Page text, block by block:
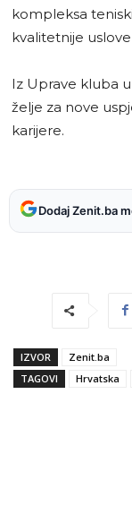
kompleksa
kvalitetnije
Iz Uprave kluba
želje za nove
karijere.
Dodaj Zenit.ba
IZVOR
Zenit.ba
TAGOVI
Hrvatska